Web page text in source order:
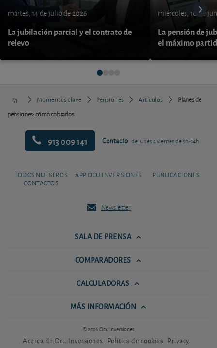
martes, 14 de julio de 2026
La jubilación parcial y el contrato de
relevo
miércoles, 10 de
La pensión de
el máximo
Momentos clave Pensiones Artículos
Planes de
pensiones: cómo cobrarlos
913 009 141 Contacto de lunes a viernes de 9h-14h
TODOS NUESTROS
CONTACTOS
APP OCU INVERSIONES PUBLICACIONES
Newsletter
SALA DE PRENSA
COMPARADORES
CALCULADORAS
MÁS INFORMACIÓN
© 2026 Ocu Inversiones
Acerca de Ocu Inversiones Política de cookies Privacy